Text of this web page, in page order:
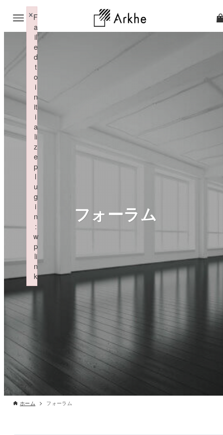
フォーラム
ホーム フォーラム
F
a
il
e
d
t
o
i
n
it
i
a
li
z
e
p
l
u
g
i
n
:
w
p
li
n
k
×
Failed to initialize plugin: wplink